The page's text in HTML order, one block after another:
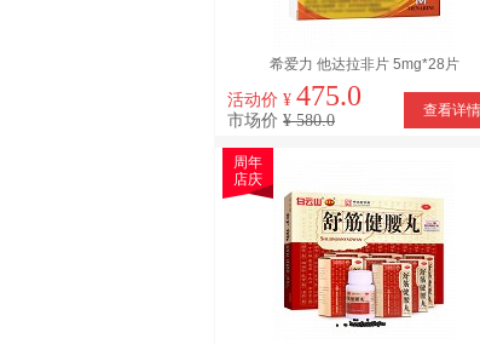
希爱力 他达拉非片 5mg*28片
活动价 ¥ 475.0
市场价 ¥ 580.0
查看详情
周年
店庆